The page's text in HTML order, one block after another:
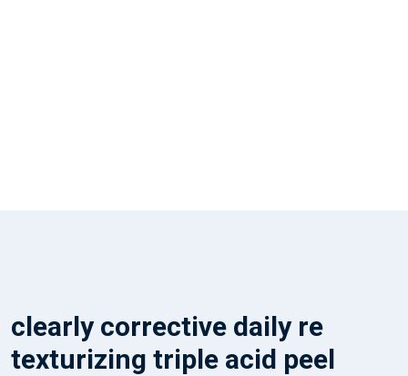
clearly corrective daily re
texturizing triple acid peel